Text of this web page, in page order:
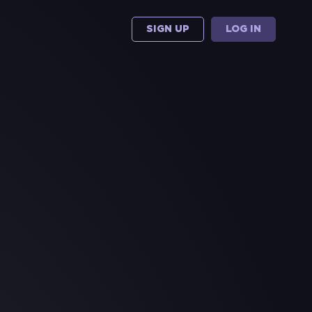
SIGN UP LOG IN